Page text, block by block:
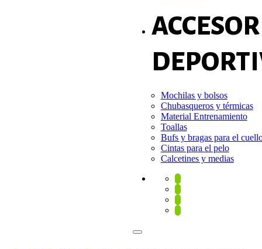
Mochilas y bolsos
Chubasqueros y térmicas
Material Entrenamiento
Toallas
Bufs y bragas para el
Cintas para el pelo
Calcetines y medias